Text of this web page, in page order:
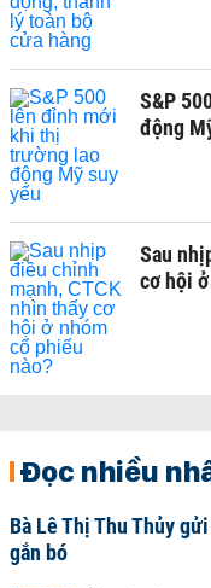
S&P
động
Sau
cơ hội
Đọc nhiều
Bà Lê Thị Thu Thủy
gắn bó